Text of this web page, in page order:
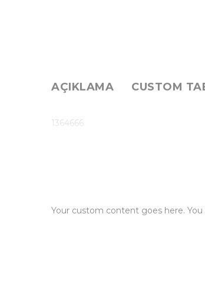
AÇIKLAMA CUSTOM
1364666
Your custom content goes here.